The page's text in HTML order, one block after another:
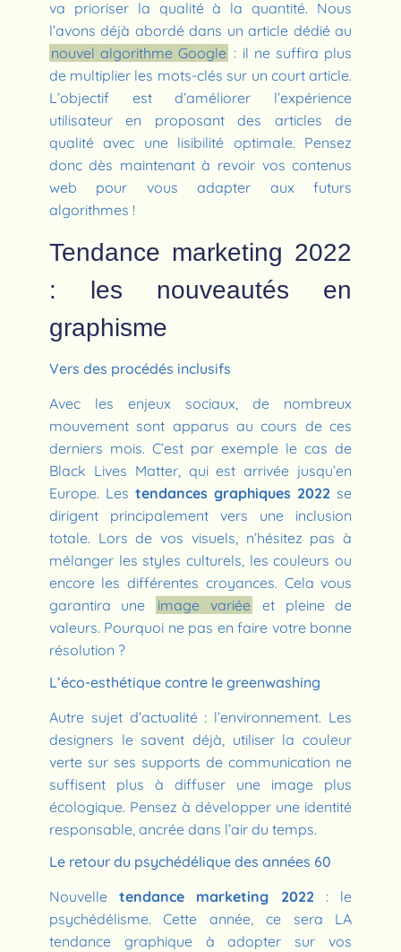
va prioriser la qualité à la quantité. Nous
l’avons déjà abordé dans un article dédié au
nouvel algorithme Google : il ne suffira plus
de multiplier les mots-clés sur un court article.
L’objectif est d’améliorer l’expérience
utilisateur en proposant des articles de
qualité avec une lisibilité optimale. Pensez
donc dès maintenant à revoir vos contenus
web pour vous adapter aux futurs
algorithmes !
Tendance marketing 2022
: les nouveautés en
graphisme
Vers des procédés inclusifs
Avec les enjeux sociaux, de nombreux
mouvement sont apparus au cours de ces
derniers mois. C’est par exemple le cas de
Black Lives Matter, qui est arrivée jusqu’en
Europe. Les tendances graphiques 2022 se
dirigent principalement vers une inclusion
totale. Lors de vos visuels, n’hésitez pas à
mélanger les styles culturels, les couleurs ou
encore les différentes croyances. Cela vous
garantira une
image variée et pleine de
valeurs. Pourquoi ne pas en faire votre bonne
résolution ?
L’éco-esthétique contre le greenwashing
Autre sujet d’actualité : l’environnement. Les
designers le savent déjà, utiliser la couleur
verte sur ses supports de communication ne
suffisent plus à diffuser une image plus
écologique. Pensez à développer une identité
responsable, ancrée dans l’air du temps.
Le retour du psychédélique des années 60
Nouvelletendance marketing 2022 : le
psychédélisme. Cette année, ce sera LA
tendance graphique à adopter sur vos